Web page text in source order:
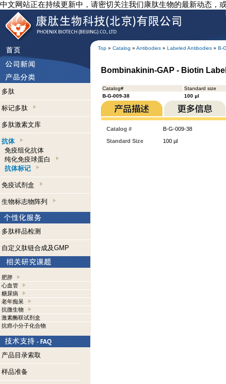
中文网站正在持续更新中，请密切关注我们康肽生物的最新动态，
Top » Catalog » Antibodies » Labeled Antibodies » B-
多肽
标记多肽
多肽激素文库
抗体
免疫组化抗体
纯化免疫球蛋白
抗体标记
免疫试剂盒
生物标志物阵列
多肽样品检测
自定义肽链合成及GMP
肥胖
心血管
糖尿病
老年痴呆
抗微生物
激素酶联试剂盒
抗癌小分子化合物
产品目录索取
样品准备
Bombinakinin-GAP - Biotin
Catalog#
Standard size
B-G-009-38
100 µl
Catalog #
B-G-009-38
Standard Size
100 µl